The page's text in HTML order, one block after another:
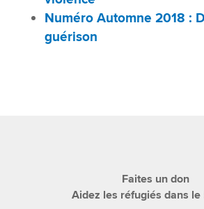
Numéro Automne 2018 :
guérison
Faites un don
Aidez les réfugiés dans le